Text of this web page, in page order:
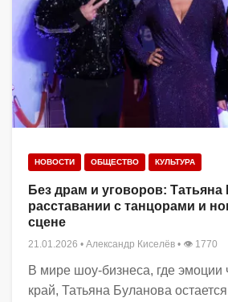
НОВОСТИ ОБЩЕСТВО КУЛЬТУРА
Без драм и уговоров: Татьяна
расставании с танцорами и
сцене
21.01.2026 • Александр Киселёв • 👁 1770
В мире шоу-бизнеса, где эмоции
край, Татьяна Буланова